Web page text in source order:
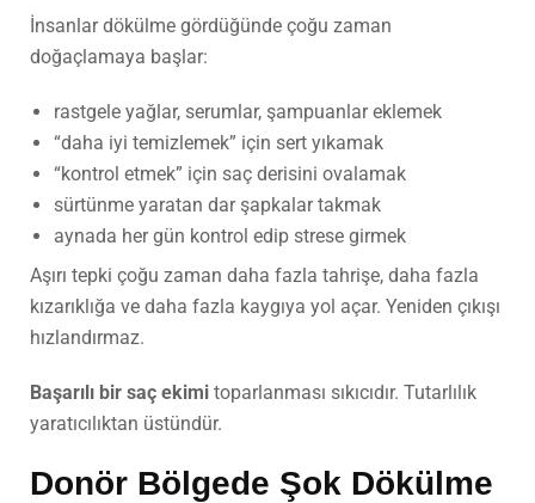
İnsanlar dökülme gördüğünde çoğu zaman
doğaçlamaya başlar:
rastgele yağlar, serumlar, şampuanlar eklemek
“daha iyi temizlemek” için sert yıkamak
“kontrol etmek” için saç derisini ovalamak
sürtünme yaratan dar şapkalar takmak
aynada her gün kontrol edip strese girmek
Aşırı tepki çoğu zaman daha fazla tahrişe, daha fazla
kızarıklığa ve daha fazla kaygıya yol açar. Yeniden çıkışı
hızlandırmaz.
Başarılı bir saç ekimi toparlanması sıkıcıdır. Tutarlılık
yaratıcılıktan üstündür.
Donör Bölgede Şok Dökülme